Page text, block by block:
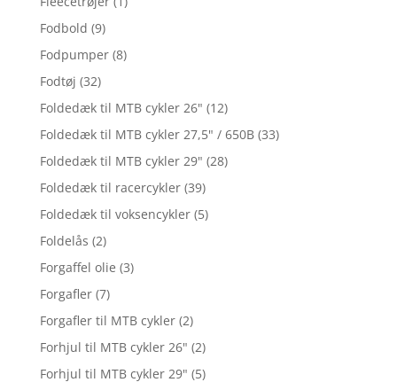
Fodbold (9)
Fodpumper (8)
Fodtøj (32)
Foldedæk til MTB cykler 26" (12)
Foldedæk til MTB cykler 27,5" / 650B (33)
Foldedæk til MTB cykler 29" (28)
Foldedæk til racercykler (39)
Foldedæk til voksencykler (5)
Foldelås (2)
Forgaffel olie (3)
Forgafler (7)
Forgafler til MTB cykler (2)
Forhjul til MTB cykler 26" (2)
Forhjul til MTB cykler 29" (5)